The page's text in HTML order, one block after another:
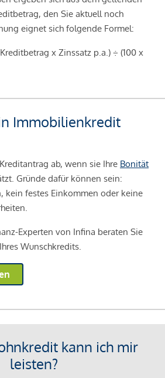
den Sie aktuell noch
eignet sich folgende Formel:
x Zinssatz p.a.) ÷ (100 x
Immobilienkredit
ab, wenn sie Ihre Bonität
Gründe dafür können sein:
kein festes Einkommen oder keine
Experten von Infina beraten Sie
Wunschkredits.
kann ich mir
leisten?